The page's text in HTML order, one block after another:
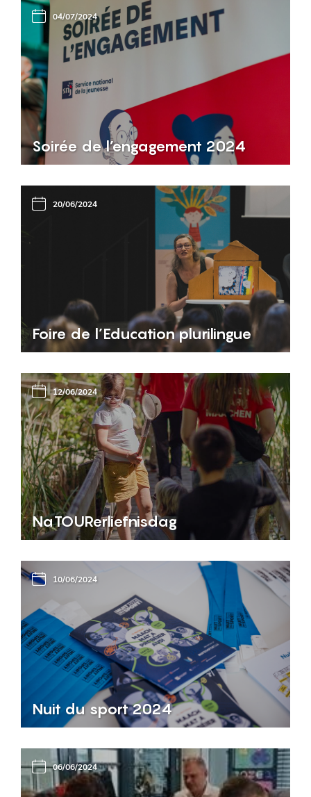
04/07/2024
Soirée de l’engagement 2024
20/06/2024
Foire de l’Education plurilingue
12/06/2024
NaTOURerliefnisdag
10/06/2024
Nuit du sport 2024
06/06/2024